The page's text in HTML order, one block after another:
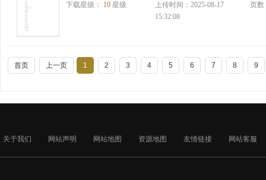
下载星级： 10 星级
上传时间：2025-08-17
15:32:08
页
首页 上一页 1 2 3 4 5 6 7 8 9
关于我们 网站声明 网站地图 资源地图 友情链接 网站客服